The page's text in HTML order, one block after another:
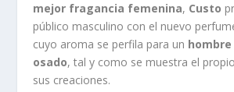
mejor fragancia femenina, Custo
público masculino con el nuevo
cuyo aroma se perfila para un
osado, tal y como se muestra el
sus creaciones.